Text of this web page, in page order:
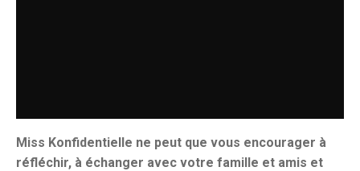
Miss Konfidentielle ne peut que vous encourager à
réfléchir, à échanger avec votre famille et amis et